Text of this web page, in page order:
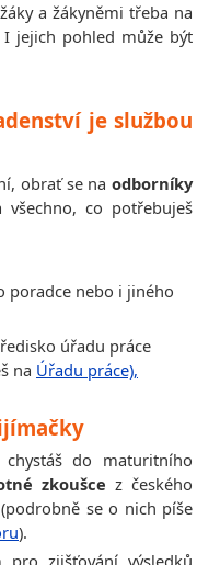
a žákyněmi třeba na
jejich pohled může být
je službou
obrať se na odborníky
co potřebuješ
poradce nebo i jiného
úřadu práce
na Úřadu práce),
do maturitního
zkoušce z českého
se o nich píše
).
zjišťování výsledků